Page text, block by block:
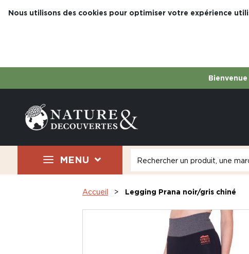
Nous utilisons des cookies pour optimiser votre expérience
MENU
Accueil Legging Prana noir/gris chiné